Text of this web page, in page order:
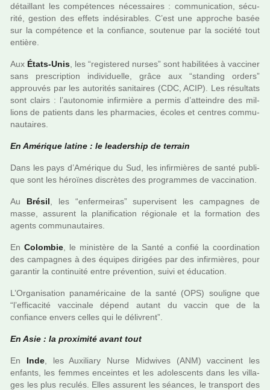
détaillant les com­pé­ten­ces néces­sai­res : com­mu­ni­ca­tion, sécu­
rité, ges­tion des effets indé­si­ra­bles. C’est une appro­che basée
sur la com­pé­tence et la confiance, sou­te­nue par la société tout
entière.
Aux États-Unis , les “regis­te­red nurses” sont habi­li­tées à vac­ci­ner
sans pres­crip­tion indi­vi­duelle, grâce aux “stan­ding orders”
approu­vés par les auto­ri­tés sani­tai­res (CDC, ACIP). Les résul­tats
sont clairs : l’auto­no­mie infir­mière a permis d’attein­dre des mil­
lions de patients dans les phar­ma­cies, écoles et cen­tres com­mu­
nau­tai­res.
En Amérique latine : le lea­der­ship de ter­rain
Dans les pays d’Amérique du Sud, les infir­miè­res de santé publi­
que sont les héroï­nes dis­crè­tes des pro­gram­mes de vac­ci­na­tion.
Au Brésil , les “enfer­mei­ras” super­vi­sent les cam­pa­gnes de
masse, assu­rent la pla­ni­fi­ca­tion régio­nale et la for­ma­tion des
agents com­mu­nau­tai­res.
En Colombie , le minis­tère de la Santé a confié la coor­di­na­tion
des cam­pa­gnes à des équipes diri­gées par des infir­miè­res, pour
garan­tir la conti­nuité entre pré­ven­tion, suivi et éducation.
L’Organisation pana­mé­ri­caine de la santé (OPS) sou­li­gne que
“l’effi­ca­cité vac­ci­nale dépend autant du vaccin que de la
confiance envers celles qui le déli­vrent”.
En Asie : la proxi­mité avant tout
En Inde, les Auxiliary Nurse Midwives (ANM) vac­ci­nent les
enfants, les femmes encein­tes et les ado­les­cents dans les vil­la­
ges les plus recu­lés. Elles assu­rent les séan­ces, le trans­port des